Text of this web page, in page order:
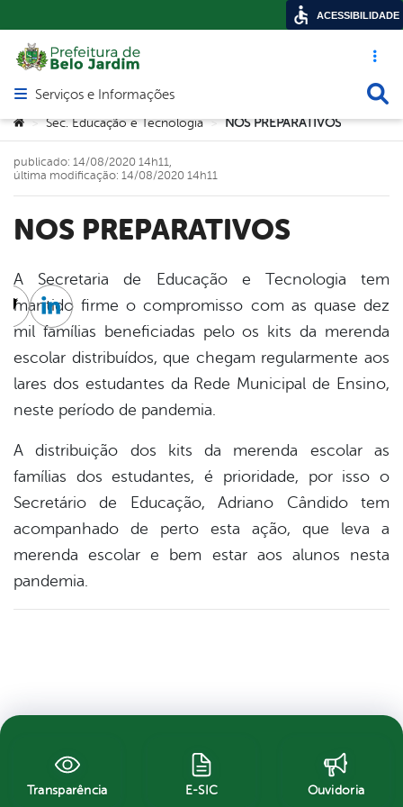
Acesso
Abrir menu principal de navegação
Serviços e Informações
Você está aqui:
> Sec. Educação e Tecnologia > NOS PREPARATIVOS
NOS PREPARATIVOS
publicado: 14/08/2020 14h11,
última modificação: 14/08/2020 14h11
A Secretaria de Educação e Tecnologia tem
mantido firme o compromisso com as quase dez
mil famílias beneficiadas pelo os kits da merenda
escolar distribuídos, que chegam regularmente aos
lares dos estudantes da Rede Municipal de Ensino,
neste período de pandemia.
A distribuição dos kits da merenda escolar as
famílias dos estudantes, é prioridade, por isso o
Secretário de Educação, Adriano Cândido tem
acompanhado de perto esta ação, que leva a
merenda escolar e bem estar aos alunos nesta
pandemia.
Twitter
Linkedin
Transparência E-SIC Ouvidoria
ACESSIBILIDADE